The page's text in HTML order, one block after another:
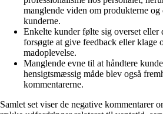
manglende viden om produkterne
kunderne.
Enkelte kunder følte sig overset eller
forsøgte at give feedback eller klage
madoplevelse.
Manglende evne til at håndtere
hensigtsmæssig måde blev også
kommentarerne.
Samlet set viser de negative kommentarer